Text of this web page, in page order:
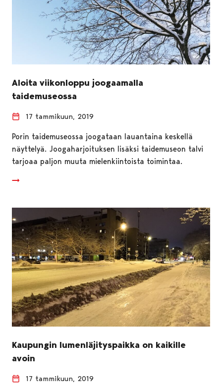
Aloita viikonloppu joogaamalla
taidemuseossa
17 tammikuun, 2019
Porin taidemuseossa joogataan lauantaina keskellä
näyttelyä. Joogaharjoituksen lisäksi taidemuseon talvi
tarjoaa paljon muuta mielenkiintoista toimintaa.
Kaupungin lumenläjityspaikka on kaikille
avoin
17 tammikuun, 2019